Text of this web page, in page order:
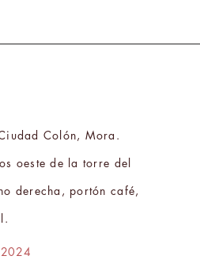
Colón, Mora.
oeste de la torre del
derecha, portón café,